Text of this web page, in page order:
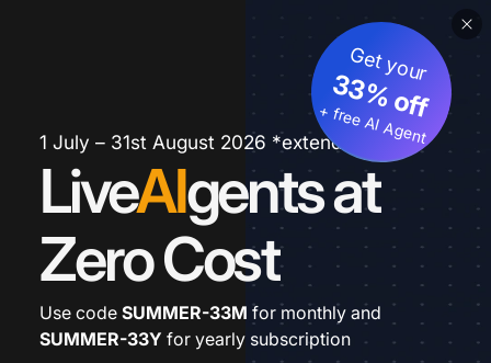
1 July – 31st August 2026 *extended
LiveAIgents at
Zero Cost
Get your
33% off
+ free AI Agent
Use code SUMMER-33M for monthly and
SUMMER-33Y for yearly subscription